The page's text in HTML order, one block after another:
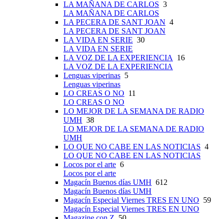
LA MAÑANA DE CARLOS 3
LA MAÑANA DE CARLOS
LA PECERA DE SANT JOAN 4
LA PECERA DE SANT JOAN
LA VIDA EN SERIE 30
LA VIDA EN SERIE
LA VOZ DE LA EXPERIENCIA
16
LA VOZ DE LA EXPERIENCIA
Lenguas viperinas 5
Lenguas viperinas
LO CREAS O NO 11
LO CREAS O NO
LO MEJOR DE LA SEMANA DE RADIO
UMH 38
LO MEJOR DE LA SEMANA DE RADIO
UMH
LO QUE NO CABE EN LAS NOTICIAS 4
LO QUE NO CABE EN LAS NOTICIAS
Locos por el arte 6
Locos por el arte
Magacín Buenos días UMH 612
Magacín Buenos días UMH
Magacín Especial Viernes TRES EN UNO 59
Magacín Especial Viernes TRES EN UNO